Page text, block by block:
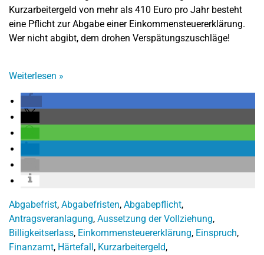
Kurzarbeitergeld von mehr als 410 Euro pro Jahr besteht
eine Pflicht zur Abgabe einer Einkommensteuererklärung.
Wer nicht abgibt, dem drohen Verspätungszuschläge!
Weiterlesen »
Abgabefrist, Abgabefristen, Abgabepflicht,
Antragsveranlagung, Aussetzung der Vollziehung,
Billigkeitserlass, Einkommensteuererklärung, Einspruch,
Finanzamt, Härtefall, Kurzarbeitergeld,